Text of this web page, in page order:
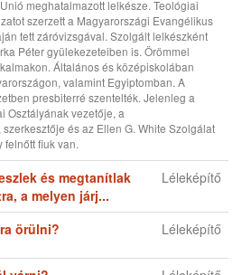
a melyen járj...
örülni? Léleképítő
várni? Léleképítő
teljességéből szól
Léleképítő